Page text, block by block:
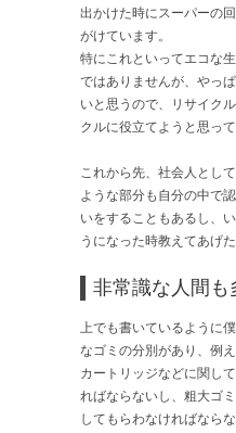
出かけた時にスーパーの
がけています。
特にこれといってエコな
ではありませんが、やっ
いと思うので、リサイク
クルに役立てようと思って
これから先、社会人とし
ような部分も自分の中で
いをすることもあるし、
うになった時教えてあげ
非常識な人間も
上でも書いているように
なゴミの分別があり、例
カートリッジなどに関し
ればならないし、粗大ゴ
してもらわなければなら